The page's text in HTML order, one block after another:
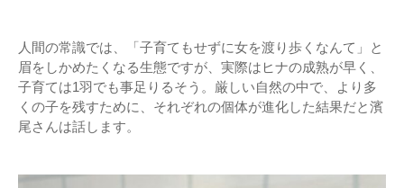
人間の常識では、「子育てもせずに女を渡り歩くなんて」と
眉をしかめたくなる生態ですが、実際はヒナの成熟が早く、
子育ては1羽でも事足りるそう。厳しい自然の中で、より多
くの子を残すために、それぞれの個体が進化した結果だと濱
尾さんは話します。